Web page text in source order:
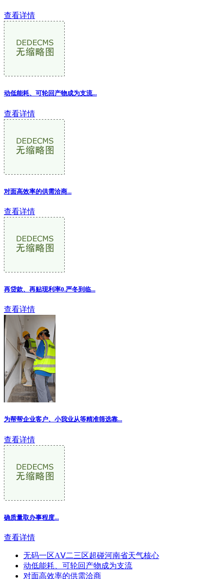
查看详情
动低能耗、可轮回产物成为支流...
查看详情
对面高效率的供需洽商...
查看详情
再贷款、再贴现利率0.严冬到临...
查看详情
为帮帮企业客户、小我业从等精准筛选靠...
查看详情
确质量取办事程度...
查看详情
无码一区AⅤ二三区超碰河南省天气核心
动低能耗、可轮回产物成为支流
对面高效率的供需洽商